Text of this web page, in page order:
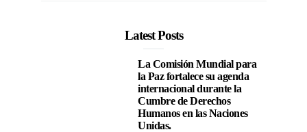
Latest Posts
La Comisión Mundial para
la Paz fortalece su agenda
internacional durante la
Cumbre de Derechos
Humanos en las Naciones
Unidas.